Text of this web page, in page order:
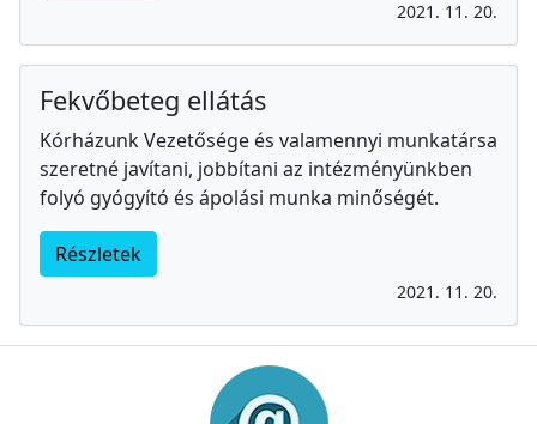
2021. 11. 20.
Fekvőbeteg ellátás
Kórházunk Vezetősége és valamennyi munkatársa
szeretné javítani, jobbítani az intézményünkben
folyó gyógyító és ápolási munka minőségét.
Részletek
2021. 11. 20.